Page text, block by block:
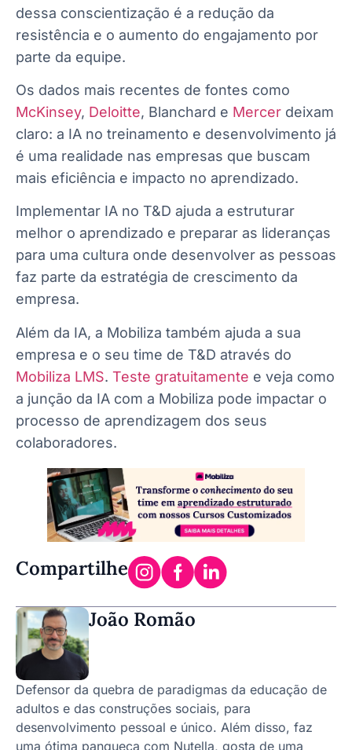
dessa conscientização é a redução da
resistência e o aumento do engajamento por
parte da equipe.
Os dados mais recentes de fontes como
McKinsey, Deloitte, Blanchard e Mercer deixam
claro: a IA no treinamento e desenvolvimento já
é uma realidade nas empresas que buscam
mais eficiência e impacto no aprendizado.
Implementar IA no T&D ajuda a estruturar
melhor o aprendizado e preparar as lideranças
para uma cultura onde desenvolver as pessoas
faz parte da estratégia de crescimento da
empresa.
Além da IA, a Mobiliza também ajuda a sua
empresa e o seu time de T&D através do
Mobiliza LMS. Teste gratuitamente e veja como
a junção da IA com a Mobiliza pode impactar o
processo de aprendizagem dos seus
colaboradores.
Compartilhe
João Romão
Defensor da quebra de paradigmas da educação de
adultos e das construções sociais, para
desenvolvimento pessoal e único. Além disso, faz
uma ótima panqueca com Nutella, gosta de uma